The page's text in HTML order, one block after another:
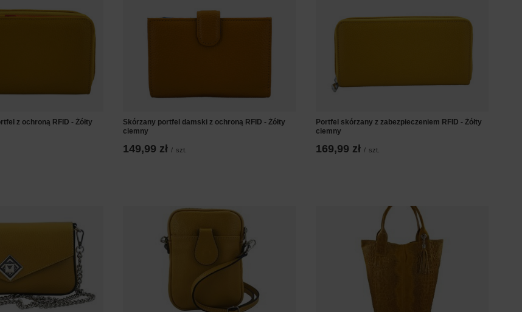
z ochroną RFID - Żółty
Skórzany portfel damski z ochroną RFID - Żółty
ciemny
149,99 zł / szt.
Portfel skórzany z zabezpieczeniem RFID - Żółty
ciemny
169,99 zł / szt.